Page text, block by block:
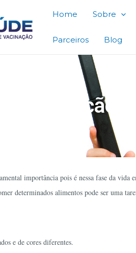
Home Sobre
Parceiros Blog
alimentação
importância pois é nessa fase da vida
determinados alimentos pode ser uma
e de cores diferentes.